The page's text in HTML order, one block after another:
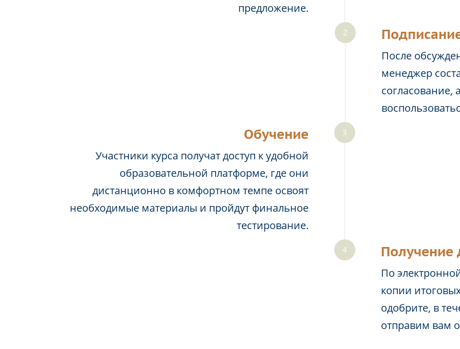
предложение.
После
менеджер
Обучение
Участники курса получат доступ к удобной
образовательной платформе, где они
дистанционно в комфортном темпе освоят
необходимые материалы и пройдут финальное
тестирование.
Получение
По
копии
одобрите, в
отправим вам